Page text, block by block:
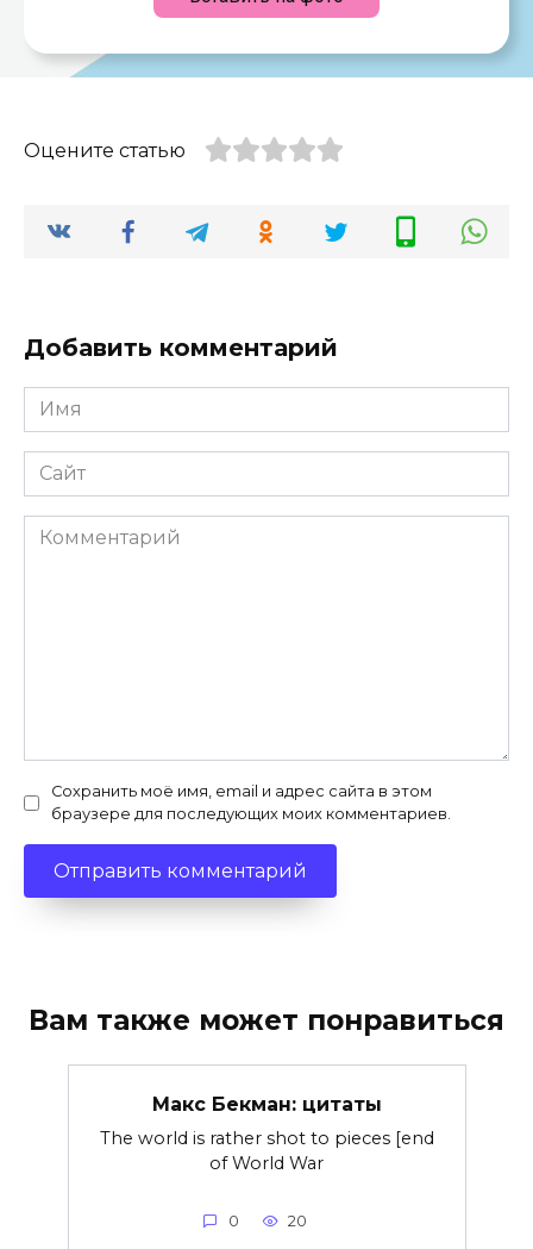
Оцените статью
Добавить комментарий
Имя
*
Сайт
Комментарий
Сохранить моё имя, email и адрес сайта в этом
браузере для последующих моих комментариев.
Вам также может понравиться
Макс Бекман: цитаты
The world is rather shot to pieces [end
of World War
0 20